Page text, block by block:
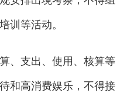
训等活动。
支出、使用、核算等
和高消费娱乐，不得接